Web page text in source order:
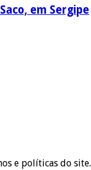
em Sergipe
e políticas do site.